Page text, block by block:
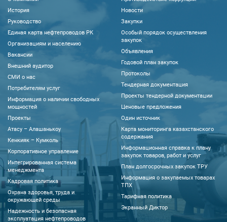
История
Руководство
Единая карта нефтепроводов РК
Организациям и населению
Вакансии
Внешний аудитор
CМИ о нас
Потребителям услуг
Информация о наличии свободных
мощностей
Проекты
Атасу – Алашанькоу
Кенкияк – Кумколь
Корпоративное управление
Интегрированная система
менеджмента
Кадровая политика
Охрана здоровья, труда и
окружающей среды
Надежность и безопасная
эксплуатация нефтепроводов
Новости
Закупки
Особый порядок осуществления
закупок
Объявления
Годовой план закупок
Протоколы
Тендерная документация
Проекты тендерной документации
Ценовые предложения
Один источник
Карта мониторинга казахстанского
содержания
Информационная справка к плану
закупок товаров, работ и услуг
План долгосрочных закупок ТРУ
Информация о закупаемых товарах
ТПХ
Тарифная политика
Экранный Диктор